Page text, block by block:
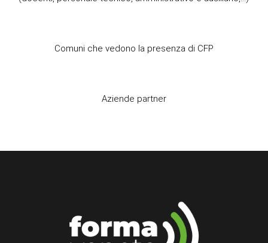
Comuni che vedono la presenza di CFP
Aziende partner